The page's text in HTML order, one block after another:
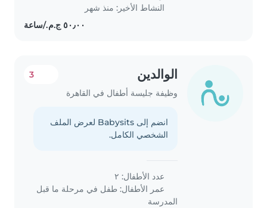
النشاط الأخير: منذ شهر
الوالدين
وظيفة جليسة أطفال في القاهرة
3
انضم إلى Babysits لعرض الملف
الشخصي الكامل.
عدد الأطفال: ٢
عمر الأطفال: طفل في مرحلة ما قبل
المدرسة